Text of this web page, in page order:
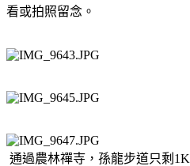
看或拍照留念。
通過農林禪寺，孫龍步道只剩1K